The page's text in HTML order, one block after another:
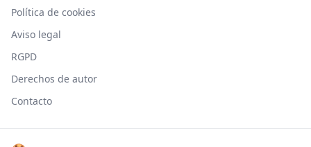
Política de cookies
Aviso legal
RGPD
Derechos de autor
Contacto